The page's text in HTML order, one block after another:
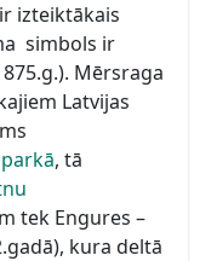
izteiktākais
simbols ir
Mērsraga
Latvijas
, tā
tek Engures –
kura deltā